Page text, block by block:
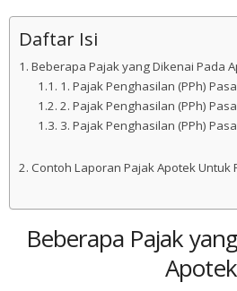
Daftar Isi
Beberapa Pajak yang Dikenai Pada
1. Pajak Penghasilan (PPh)
2. Pajak Penghasilan (PPh)
3. Pajak Penghasilan (PPh)
Contoh Laporan Pajak Apotek Untuk
Beberapa Pajak
Apotek